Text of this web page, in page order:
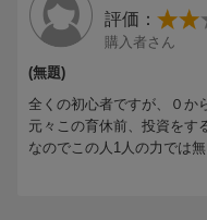
評価：
購入者さん
(無題)
全くの初心者ですが、０か
元々この育休前、投資をす
なのでこの人1人の力では
これを見たら出来るという